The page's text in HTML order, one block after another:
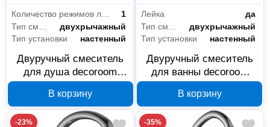
1
двухрычажный
Тип установки
настенный
Двуручный смеситель
для душа decoroom
В корзину
Лейка
да
двухрычажный
Тип установки
настенный
Двуручный смеситель
для ванны decoroom
изливом 300 мм
В корзину
-23% -35%